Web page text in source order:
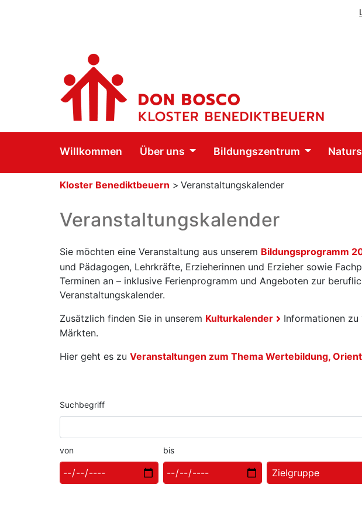
Willkommen Über uns Bildungszentrum
Kloster Benediktbeuern > Veranstaltungskalender
Veranstaltungskalender
Sie möchten eine Veranstaltung aus unserem Bildungsprogramm
und Pädagogen, Lehrkräfte, Erzieherinnen und Erzieher sowie
Terminen an – inklusive Ferienprogramm und Angeboten zur
Veranstaltungskalender.
Zusätzlich finden Sie in unserem Kulturkalender
Informationen zu
Märkten.
Hier geht es zu Veranstaltungen zum Thema Wertebildung,
Suchbegriff
von bis